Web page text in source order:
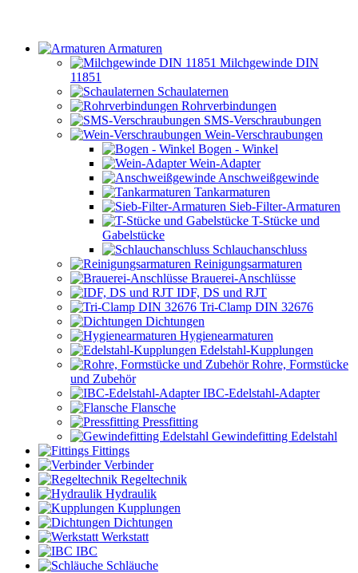
Armaturen
Milchgewinde DIN
11851
Schaulaternen
Rohrverbindungen
SMS-Verschraubungen
Wein-Verschraubungen
Bogen - Winkel
Wein-Adapter
Anschweißgewinde
Tankarmaturen
Sieb-Filter-Armaturen
T-Stücke und
Gabelstücke
Schlauchanschluss
Reinigungsarmaturen
Brauerei-Anschlüsse
IDF, DS und RJT
Tri-Clamp DIN 32676
Dichtungen
Hygienearmaturen
Edelstahl-Kupplungen
Rohre, Formstücke
und Zubehör
IBC-Edelstahl-Adapter
Flansche
Pressfitting
Gewindefitting Edelstahl
Fittings
Verbinder
Regeltechnik
Hydraulik
Kupplungen
Dichtungen
Werkstatt
IBC
Schläuche